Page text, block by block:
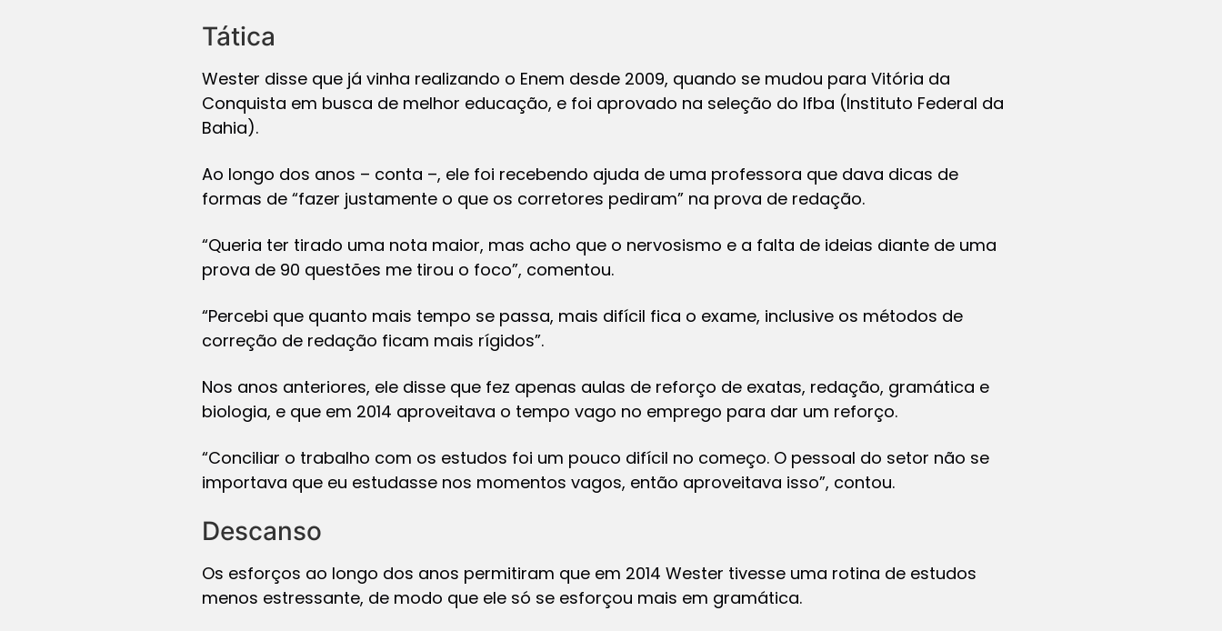
Tática
Wester disse que já vinha realizando o Enem desde 2009, quando se mudou para Vitória da
Conquista em busca de melhor educação, e foi aprovado na seleção do Ifba (Instituto Federal da
Bahia).
Ao longo dos anos – conta –, ele foi recebendo ajuda de uma professora que dava dicas de
formas de “fazer justamente o que os corretores pediram” na prova de redação.
“Queria ter tirado uma nota maior, mas acho que o nervosismo e a falta de ideias diante de uma
prova de 90 questões me tirou o foco”, comentou.
“Percebi que quanto mais tempo se passa, mais difícil fica o exame, inclusive os métodos de
correção de redação ficam mais rígidos”.
Nos anos anteriores, ele disse que fez apenas aulas de reforço de exatas, redação, gramática e
biologia, e que em 2014 aproveitava o tempo vago no emprego para dar um reforço.
“Conciliar o trabalho com os estudos foi um pouco difícil no começo. O pessoal do setor não se
importava que eu estudasse nos momentos vagos, então aproveitava isso”, contou.
Descanso
Os esforços ao longo dos anos permitiram que em 2014 Wester tivesse uma rotina de estudos
menos estressante, de modo que ele só se esforçou mais em gramática.